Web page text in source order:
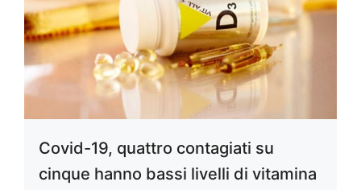
Covid-19, quattro contagiati su
cinque hanno bassi livelli di vitamina